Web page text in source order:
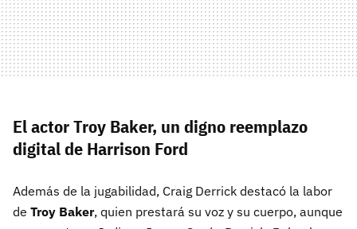
El actor Troy Baker, un digno reemplazo
digital de Harrison Ford
Además de la jugabilidad, Craig Derrick destacó la labor
de Troy Baker, quien prestará su voz y su cuerpo, aunque